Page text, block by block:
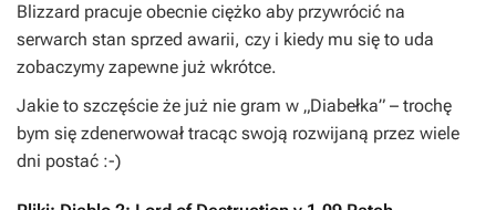
Blizzard pracuje obecnie ciężko aby przywrócić na
serwarch stan sprzed awarii, czy i kiedy mu się to uda
zobaczymy zapewne już wkrótce.
Jakie to szczęście że już nie gram w „Diabełka” – trochę
bym się zdenerwował tracąc swoją rozwijaną przez wiele
dni postać :-)